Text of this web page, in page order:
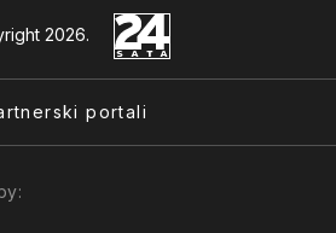
2026.
portali